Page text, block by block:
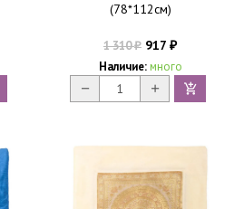
(78*112см)
1 310₽ 917 ₽
Наличие: много